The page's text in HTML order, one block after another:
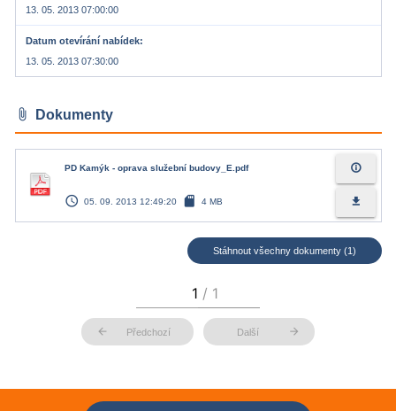
13. 05. 2013 07:00:00
Datum otevírání nabídek
13. 05. 2013 07:30:00
attach_file Dokumenty
PD Kamýk - oprava služební budovy_E.pdf
access_time 05. 09. 2013 12:49:20 sd_card 4 MB
info_outline
file_download
Stáhnout všechny dokumenty (1)
arrow_back Předchozí Další arrow_forward